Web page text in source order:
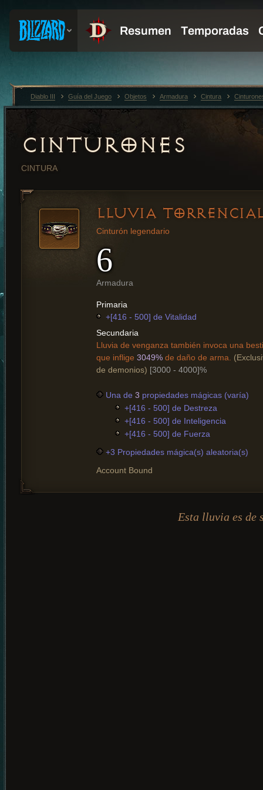
CINTURONES
CINTURA
LLUVIA
Cinturón legendario
6
Armadura
Primaria
+[416 - 500] de Vitalidad
Secundaria
Lluvia de venganza también invoca una
que inflige 3049% de daño de arma.
de demonios) [3000 - 4000]%
Una de 3 propiedades mágicas (varía)
+[416 - 500] de Destreza
+[416 - 500] de Inteligencia
+[416 - 500] de Fuerza
+3 Propiedades mágica(s) aleatoria(s)
Account Bound
Esta lluvia es de
Diablo III Guía del Juego Objetos Armadura Cintura